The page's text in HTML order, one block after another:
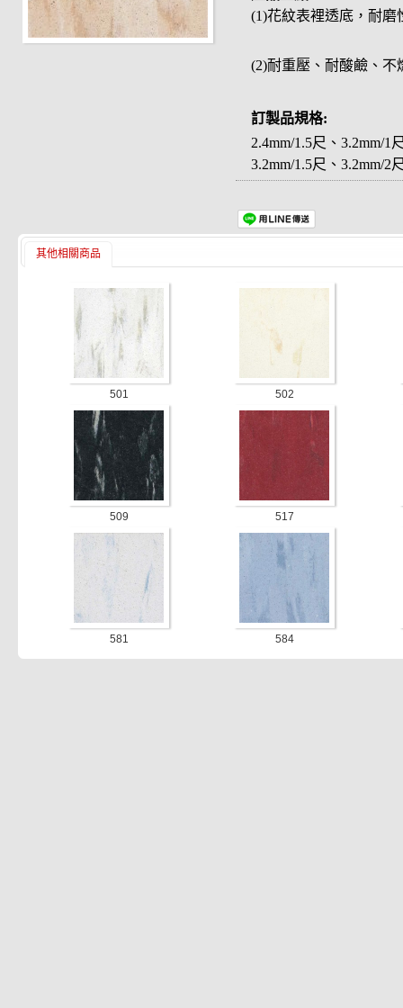
(1)花紋表裡透底，耐磨
(2)耐重壓、耐酸鹼、不
訂製品規格:
2.4mm/1.5尺、3.2mm/1
3.2mm/1.5尺、3.2mm/2
其他相關商品
501 502
509 517
581 584